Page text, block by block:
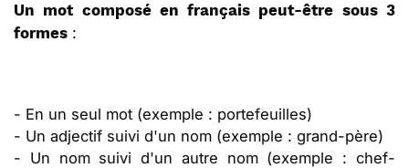
Un mot composé en français peut-être sous 3
formes :
- En un seul mot (exemple : portefeuilles)
- Un adjectif suivi d'un nom (exemple : grand-père)
- Un nom suivi d'un autre nom (exemple : chef-